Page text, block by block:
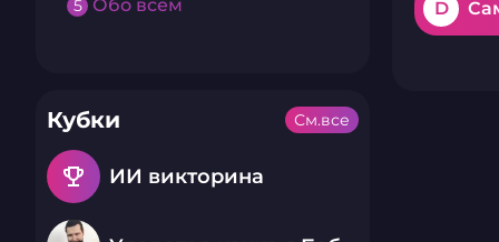
5 Обо всем
Кубки
emoji_events ИИ викторина
См.все
D